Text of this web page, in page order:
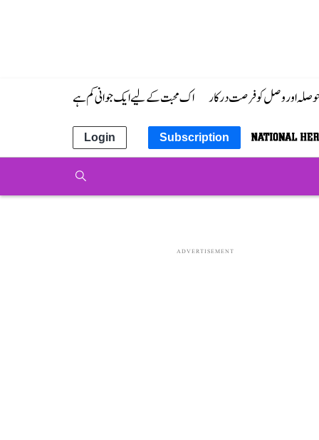
اور وصل کو فرصت درکار اک محبت کے لیے ایک جوانی کم ہے
Subscription
Login
ADVERTISEMENT